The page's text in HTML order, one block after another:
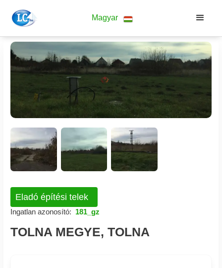
Magyar
Eladó építési telek
Ingatlan azonosító: 181_gz
TOLNA MEGYE, TOLNA